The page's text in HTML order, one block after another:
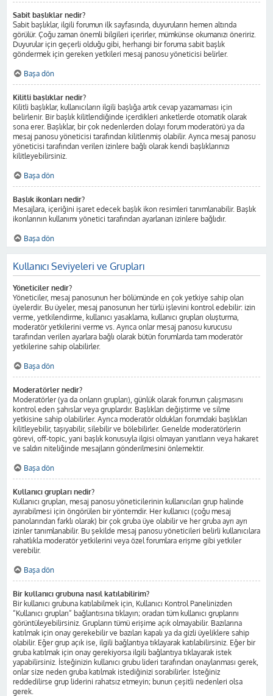
Sabit başlıklar nedir?
Sabit başlıklar, ilgili forumun ilk sayfasında, duyuruların hemen altında
görülür. Çoğu zaman önemli bilgileri içerirler, mümkünse okumanızı öneririz.
Duyurular için geçerli olduğu gibi, herhangi bir foruma sabit başlık
göndermek için gereken yetkileri mesaj panosu yöneticisi belirler.
Başa dön
Kilitli başlıklar nedir?
Kilitli başlıklar, kullanıcıların ilgili başlığa artık cevap yazamaması için
belirlenir. Bir başlık kilitlendiğinde içerdikleri anketlerde otomatik olarak
sona erer. Başlıklar, bir çok nedenlerden dolayı forum moderatörü ya da
mesaj panosu yöneticisi tarafından kilitlenmiş olabilir. Ayrıca mesaj panosu
yöneticisi tarafından verilen izinlere bağlı olarak kendi başlıklarınızı
kilitleyebilirsiniz.
Başa dön
Başlık ikonları nedir?
Mesajlara, içeriğini işaret edecek başlık ikon resimleri tanımlanabilir. Başlık
ikonlarının kullanımı yönetici tarafından ayarlanan izinlere bağlıdır.
Başa dön
Kullanıcı Seviyeleri ve Grupları
Yöneticiler nedir?
Yöneticiler, mesaj panosunun her bölümünde en çok yetkiye sahip olan
üyelerdir. Bu üyeler, mesaj panosunun her türlü işlevini kontrol edebilir: izin
verme, yetkilendirme, kullanıcı yasaklama, kullanıcı grupları oluşturma,
moderatör yetkilerini verme vs. Ayrıca onlar mesaj panosu kurucusu
tarafından verilen ayarlara bağlı olarak bütün forumlarda tam moderatör
yetkilerine sahip olabilirler.
Başa dön
Moderatörler nedir?
Moderatörler (ya da onların grupları), günlük olarak forumun çalışmasını
kontrol eden şahıslar veya gruplardır. Başlıkları değiştirme ve silme
yetkisine sahip olabilirler. Ayrıca moderatör oldukları forumdaki başlıkları
kilitleyebilir, taşıyabilir, silebilir ve bölebilirler. Genelde moderatörlerin
görevi, off-topic, yani başlık konusuyla ilgisi olmayan yanıtların veya hakaret
ve saldırı niteliğinde mesajların gönderilmesini önlemektir.
Başa dön
Kullanıcı grupları nedir?
Kullanıcı grupları, mesaj panosu yöneticilerinin kullanıcıları grup halinde
ayırabilmesi için öngörülen bir yöntemdir. Her kullanıcı (çoğu mesaj
panolarından farklı olarak) bir çok gruba üye olabilir ve her gruba ayrı ayrı
izinler tanımlanabilir. Bu şekilde mesaj panosu yöneticileri belirli kullanıcılara
rahatlıkla moderatör yetkilerini veya özel forumlara erişme gibi yetkiler
verebilir.
Başa dön
Bir kullanıcı grubuna nasıl katılabilirim?
Bir kullanıcı grubuna katılabilmek için, Kullanıcı Kontrol Panelinizden
“Kullanıcı grupları” bağlantısına tıklayın; oradan tüm kullanıcı gruplarını
görüntüleyebilirsiniz. Grupların tümü erişime açık olmayabilir. Bazılarına
katılmak için onay gerekebilir ve bazıları kapalı ya da gizli üyeliklere sahip
olabilir. Eğer grup açık ise, ilgili bağlantıya tıklayarak katılabilirsiniz. Eğer bir
gruba katılmak için onay gerekiyorsa ilgili bağlantıya tıklayarak istek
yapabilirsiniz. İsteğinizin kullanıcı grubu lideri tarafından onaylanması gerek,
onlar size neden gruba katılmak istediğinizi sorabilirler. İsteğiniz
reddedilirse grup liderini rahatsız etmeyin; bunun çeşitli nedenleri olsa
gerek.